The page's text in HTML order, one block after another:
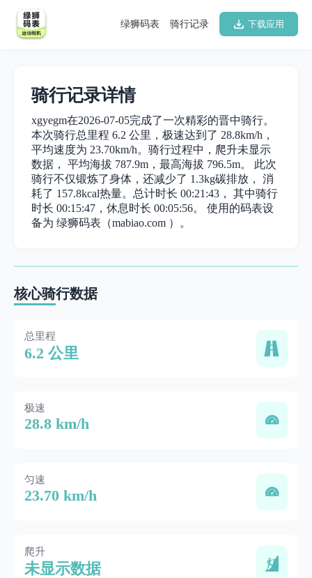
下载应用
骑行记录
绿狮码表
骑行记录详情
xgyegm在2026-07-05完成了一次精彩的晋中骑行。
本次骑行总里程 6.2 公里，极速达到了 28.8km/h，
平均速度为 23.70km/h。骑行过程中，爬升未显示
数据， 平均海拔 787.9m，最高海拔 796.5m。 此次
骑行不仅锻炼了身体，还减少了 1.3kg碳排放， 消
耗了 157.8kcal热量。总计时长 00:21:43， 其中骑行
时长 00:15:47，休息时长 00:05:56。 使用的码表设
备为 绿狮码表（mabiao.com ）。
核心骑行数据
总里程
6.2 公里
极速
28.8 km/h
匀速
23.70 km/h
爬升
未显示数据